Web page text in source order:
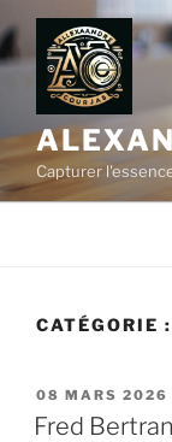
Aller
au
contenu
principal
Capturer
CATÉGORIE :
PUBLIÉ
LE
08 MARS 2026
Fred